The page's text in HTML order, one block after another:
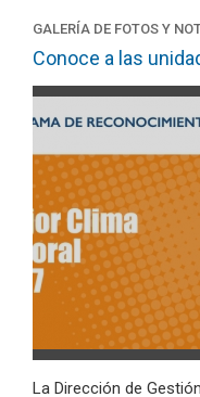
GALERÍA DE FOTOS Y
Conoce a las
La Dirección de